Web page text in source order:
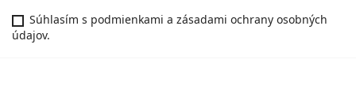
Súhlasím s podmienkami a zásadami ochrany osobných
údajov.